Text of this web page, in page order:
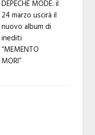
DEPECHE MODE: il
24 marzo uscirà il
nuovo album di
inediti
“MEMENTO
MORI”